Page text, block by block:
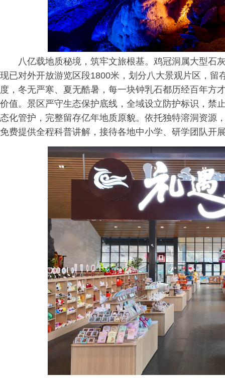
八亿载地质秘境，筑牢文旅根基。鸡冠洞属大型石
现已对外开放游览区段1800米，划分八大景观片区，
度，冬无严寒、夏无酷暑，每一块钟乳石都历经百年方
价值。景区严守生态保护底线，全域设立防护标识，禁
态化管护，完整留存亿年地质原貌。依托独特溶洞资源
免费提供全程科普讲解，接待各地中小学、研学团队开